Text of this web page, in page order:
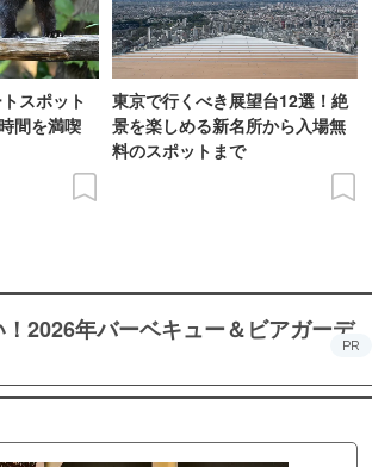
スポット
間を満喫
東京で行くべき展望台12選！絶
景を楽しめる新名所から入場無
料のスポットまで
2026年バーベキュー＆ビアガーデ
PR